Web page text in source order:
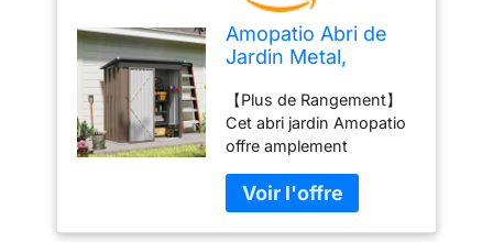
Amopatio Abri de
Jardin Metal,
Exterieur, 162 x 92
x 182cm, Armoire
Jardin de
Rangement
Etanche, Acier
galvanisé pour
【Plus de Rangement】
Cet abri jardin Amopatio
offre amplement
jardin pour vos outils de
jardinage. Tondeuses,
bois de chauffage,